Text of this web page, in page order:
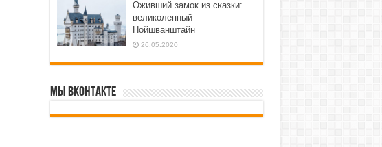
Оживший замок из сказки:
великолепный
Нойшванштайн
26.05.2020
Мы ВКонтакте